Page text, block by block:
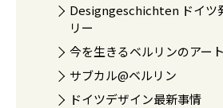
Designgeschichten ドイツ
リー
今を生きるベルリンのアート
サブカル@ベルリン
ドイツデザイン最新事情